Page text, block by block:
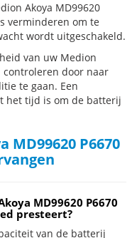
Akoya MD99620
verminderen om te
wordt uitgeschakeld.
van uw Medion
controleren door naar
te gaan. Een
het tijd is om de batterij
MD99620 P6670
MD99620 P6670
presteert?
van de batterij